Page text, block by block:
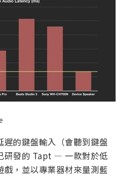
的鍵盤輸入（會聽到鍵盤
研發的 Tapt — 一款對於低
，並以專業器材來量測藍